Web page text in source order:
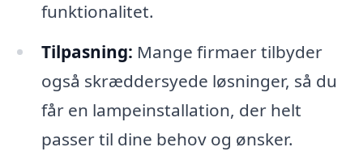
funktionalitet.
Tilpasning: Mange firmaer tilbyder
også skræddersyede løsninger, så du
får en lampeinstallation, der helt
passer til dine behov og ønsker.